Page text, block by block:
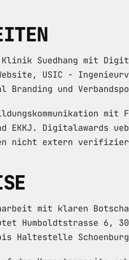
Suedhang mit
USIC -
und
mit
EKKJ. Digitalawards
nicht extern
mit klaren
Humboldtstrasse 6,
Haltestelle